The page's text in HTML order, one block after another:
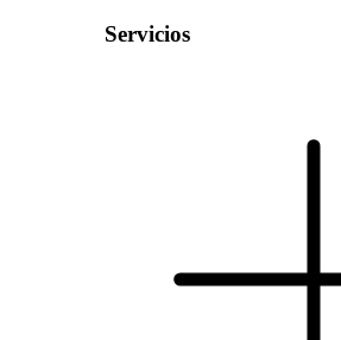
Servicios